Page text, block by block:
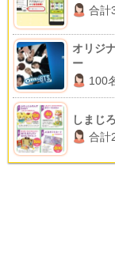
合計
オリジ
ー
100
しまじ
合計